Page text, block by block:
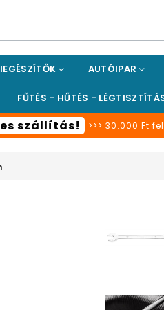
AUTÓIPAR
FŰTÉS - HŰTÉS -
szállítás! >>> 30.000 Ft